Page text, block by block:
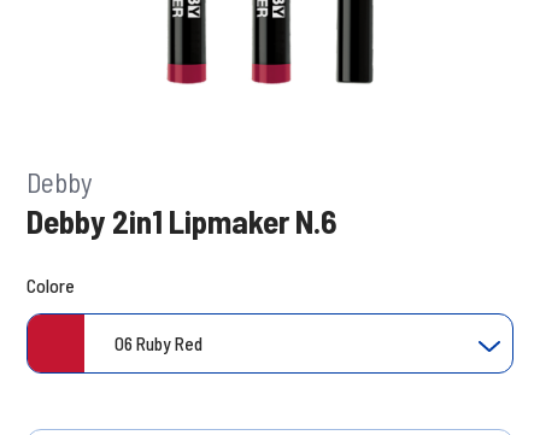
Debby
Debby 2in1 Lipmaker N.6
Colore
06 Ruby Red